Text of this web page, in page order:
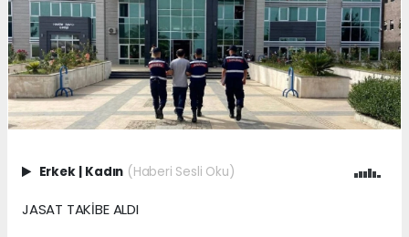
Erkek Kadın (Haberi Sesli Oku)
JASAT TAKİBE ALDI